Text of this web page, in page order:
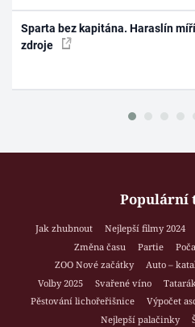
Sparta bez kapitána. Haraslín
zdroje
Populární
Jak zhubnout Nejlepší filmy 2024
Změna času
Partie
ZOO Nové začátky
Auto –
Volby 2025
Svařené víno
Pěstování lichořeřišnice
Výpočet
Nejlepší palačinky